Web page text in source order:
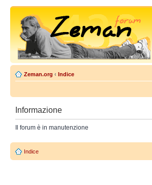
Zeman.org ‹ Indice
Informazione
Il forum è in manutenzione
Indice